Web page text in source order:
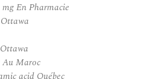
En Pharmacie
Au Maroc